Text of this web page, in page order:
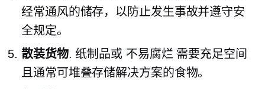
经常通风的储存，以防止发生事故并遵守安
全规定。
散装货物. 纸制品或 不易腐烂 需要充足空间
且通常可堆叠存储解决方案的食物。